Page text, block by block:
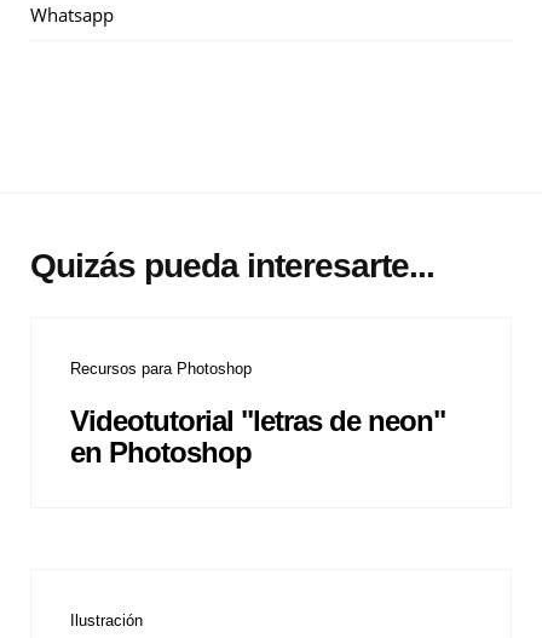
Whatsapp
Quizás pueda interesarte...
Recursos para Photoshop
Videotutorial "letras de neon"
en Photoshop
Ilustración